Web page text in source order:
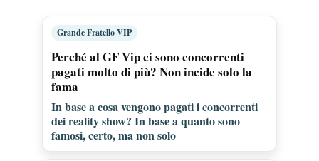
Grande Fratello VIP
Perché al GF Vip ci sono concorrenti
pagati molto di più? Non incide solo la
fama
In base a cosa vengono pagati i concorrenti
dei reality show? In base a quanto sono
famosi, certo, ma non solo